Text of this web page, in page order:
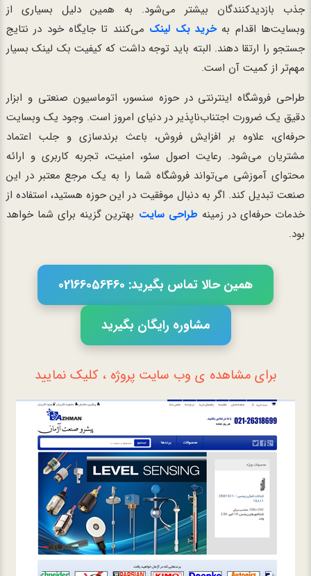
جذب بازدیدکنندگان بیشتر می‌شود. به همین دلیل بسیاری از
وبسایت‌ها اقدام بهخرید بک لینک می‌کنند تا جایگاه خود در نتایج
جستجو را ارتقا دهند. البته باید توجه داشت که کیفیت بک لینک بسیار
مهم‌تر از کمیت آن است.
طراحی فروشگاه اینترنتی در حوزه سنسور، اتوماسیون صنعتی و ابزار
دقیق یک ضرورت اجتناب‌ناپذیر در دنیای امروز است. وجود یک وبسایت
حرفه‌ای، علاوه بر افزایش فروش، باعث برندسازی و جلب اعتماد
مشتریان می‌شود. رعایت اصول سئو، امنیت، تجربه کاربری و ارائه
محتوای آموزشی می‌تواند فروشگاه شما را به یک مرجع معتبر در این
صنعت تبدیل کند. اگر به دنبال موفقیت در این حوزه هستید، استفاده از
خدمات حرفه‌ای در زمینه طراحی سایت بهترین گزینه برای شما خواهد
بود.
همین حالا تماس بگیرید: 02166056460
مشاوره رایگان بگیرید
برای مشاهده ی وب سایت پروژه ، کلیک نمایید